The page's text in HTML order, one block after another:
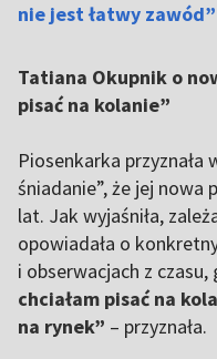
nie jest łatwy zawód”
Tatiana Okupnik o
pisać na kolanie”
Piosenkarka przyznała
śniadanie”, że jej nowa
lat. Jak wyjaśniła,
opowiadała o
i obserwacjach z czasu,
chciałam pisać na
na rynek” – przyznała.